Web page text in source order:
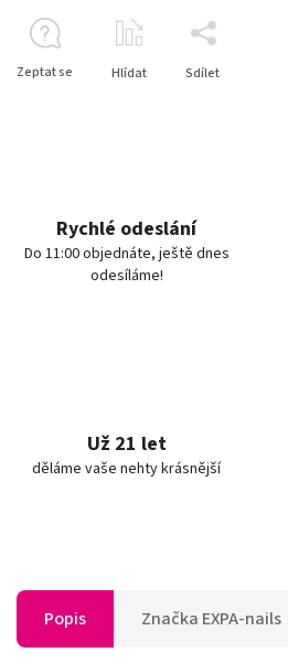
Zeptat se Hlídat Sdílet
Rychlé odeslání
Do 11:00 objednáte, ještě dnes
odesíláme!
Už 21 let
děláme vaše nehty krásnější
Popis Značka EXPA-nails